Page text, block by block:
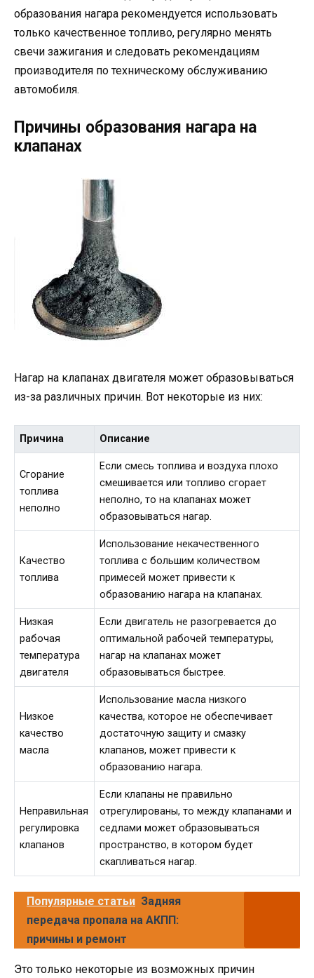
образования нагара рекомендуется использовать
только качественное топливо, регулярно менять
свечи зажигания и следовать рекомендациям
производителя по техническому обслуживанию
автомобиля.
Причины образования нагара на
клапанах
Нагар на клапанах двигателя может образовываться
из-за различных причин. Вот некоторые из них:
Причина Описание
Сгорание
топлива
неполно
Если смесь топлива и воздуха плохо
смешивается или топливо сгорает
неполно, то на клапанах может
образовываться нагар.
Качество
топлива
Использование некачественного
топлива с большим количеством
примесей может привести к
образованию нагара на клапанах.
Низкая
рабочая
температура
двигателя
Если двигатель не разогревается до
оптимальной рабочей температуры,
нагар на клапанах может
образовываться быстрее.
Низкое
качество
масла
Использование масла низкого
качества, которое не обеспечивает
достаточную защиту и смазку
клапанов, может привести к
образованию нагара.
Неправильная
регулировка
клапанов
Если клапаны не правильно
отрегулированы, то между клапанами и
седлами может образовываться
пространство, в котором будет
скапливаться нагар.
Популярные статьи Задняя
передача пропала на АКПП:
причины и ремонт
Это только некоторые из возможных причин